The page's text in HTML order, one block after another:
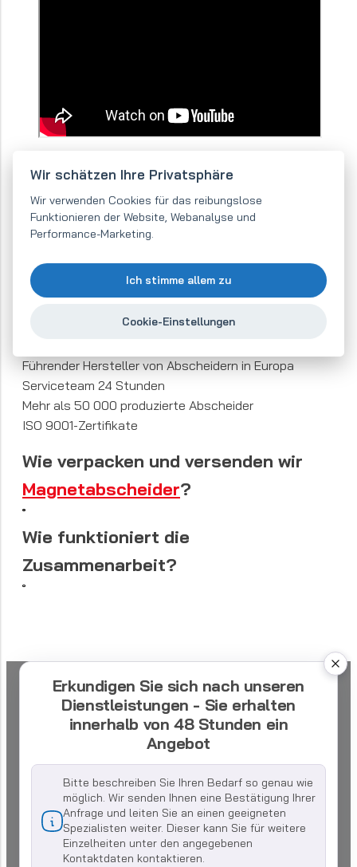
Warum Magsy
Eigene Produktionshalle
Führender Hersteller von Abscheidern in Europa
Serviceteam 24 Stunden
Mehr als 50 000 produzierte Abscheider
ISO 9001-Zertifikate
Wie verpacken und versenden wir
Magnetabscheider?
Wie funktioniert die
Zusammenarbeit?
Erkundigen Sie sich nach unseren
Dienstleistungen - Sie erhalten
innerhalb von 48 Stunden ein
Angebot
Bitte beschreiben Sie Ihren Bedarf so genau wie
möglich. Wir senden Ihnen eine Bestätigung Ihrer
Anfrage und leiten Sie an einen geeigneten
Spezialisten weiter. Dieser kann Sie für weitere
Einzelheiten unter den angegebenen
Kontaktdaten kontaktieren.
Wir schätzen Ihre Privatsphäre
Wir verwenden Cookies für das reibungslose
Funktionieren der Website, Webanalyse und
Performance-Marketing.
Ich stimme allem zu
Cookie-Einstellungen